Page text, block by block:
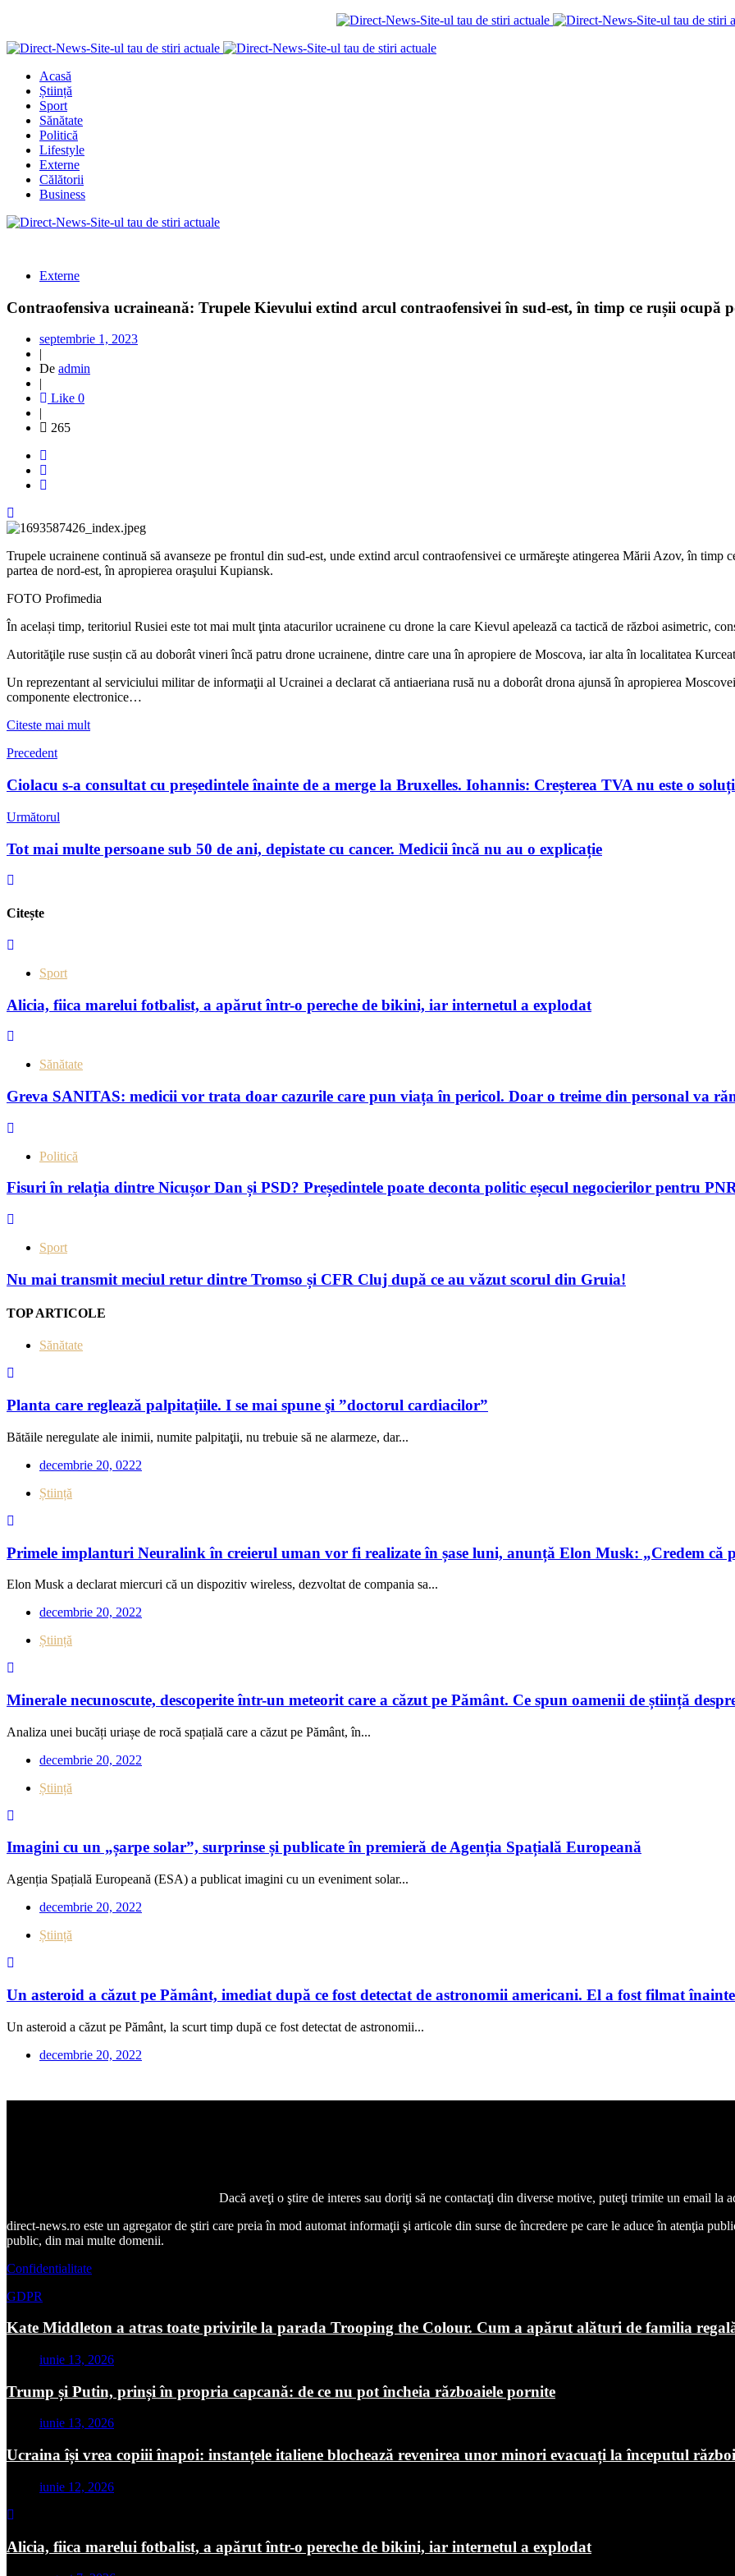
Acasă
Știință
Sport
Sănătate
Politică
Lifestyle
Externe
Călătorii
Business
Externe
Contraofensiva ucraineană: Trupele Kievului extind arcul contraofensivei în sud-est, în timp ce rușii ocupă
septembrie 1, 2023
|
De admin
|
Like 0
|
265
Trupele ucrainene continuă să avanseze pe frontul din sud-est, unde extind arcul contraofensivei ce urmăreşte atingerea Mării Azov, în timp
partea de nord-est, în apropierea oraşului Kupiansk.
FOTO Profimedia
În același timp, teritoriul Rusiei este tot mai mult ţinta atacurilor ucrainene cu drone la care Kievul apelează ca tactică de război asimetric,
Autorităţile ruse susțin că au doborât vineri încă patru drone ucrainene, dintre care una în apropiere de Moscova, iar alta în localitatea
Un reprezentant al serviciului militar de informaţii al Ucrainei a declarat că antiaeriana rusă nu a doborât drona ajunsă în apropierea
componente electronice…
Citeste mai mult
Precedent
Ciolacu s-a consultat cu președintele înainte de a merge la Bruxelles. Iohannis: Creșterea TVA nu este o
Următorul
Tot mai multe persoane sub 50 de ani, depistate cu cancer. Medicii încă nu au o explicație
Citește
Sport
Alicia, fiica marelui fotbalist, a apărut într-o pereche de bikini, iar internetul a explodat
Sănătate
Greva SANITAS: medicii vor trata doar cazurile care pun viața în pericol. Doar o treime din personal va
Politică
Fisuri în relația dintre Nicușor Dan și PSD? Președintele poate deconta politic eșecul negocierilor pentru
Sport
Nu mai transmit meciul retur dintre Tromso și CFR Cluj după ce au văzut scorul din Gruia!
TOP ARTICOLE
Sănătate
Planta care reglează palpitațiile. I se mai spune şi ”doctorul cardiacilor”
Bătăile neregulate ale inimii, numite palpitaţii, nu trebuie să ne alarmeze, dar...
decembrie 20, 0222
Știință
Primele implanturi Neuralink în creierul uman vor fi realizate în șase luni, anunță Elon Musk: „Credem că
Elon Musk a declarat miercuri că un dispozitiv wireless, dezvoltat de compania sa...
decembrie 20, 2022
Știință
Minerale necunoscute, descoperite într-un meteorit care a căzut pe Pământ. Ce spun oamenii de știință
Analiza unei bucăți uriașe de rocă spațială care a căzut pe Pământ, în...
decembrie 20, 2022
Știință
Imagini cu un „șarpe solar”, surprinse și publicate în premieră de Agenția Spațială Europeană
Agenția Spațială Europeană (ESA) a publicat imagini cu un eveniment solar...
decembrie 20, 2022
Știință
Un asteroid a căzut pe Pământ, imediat după ce fost detectat de astronomii americani. El a fost filmat
Un asteroid a căzut pe Pământ, la scurt timp după ce fost detectat de astronomii...
decembrie 20, 2022
Dacă aveţi o ştire de interes sau doriţi să ne contactaţi din diverse motive, puteţi trimite un email la
direct-news.ro este un agregator de ştiri care preia în mod automat informaţii şi articole din surse de încredere pe care le aduce în atenţia
public, din mai multe domenii.
Confidentialitate
GDPR
Kate Middleton a atras toate privirile la parada Trooping the Colour. Cum a apărut alături de familia
iunie 13, 2026
Trump și Putin, prinși în propria capcană: de ce nu pot încheia războaiele pornite
iunie 13, 2026
Ucraina își vrea copiii înapoi: instanțele italiene blochează revenirea unor minori evacuați la începutul
iunie 12, 2026
Alicia, fiica marelui fotbalist, a apărut într-o pereche de bikini, iar internetul a explodat